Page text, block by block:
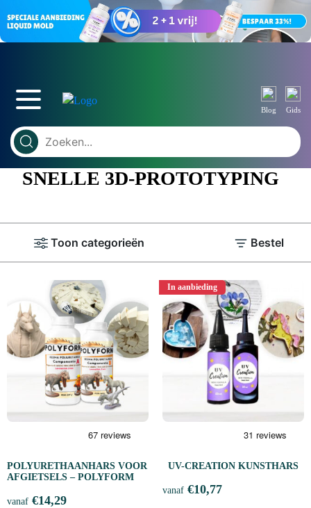
Blog Gids
SNELLE 3D-PROTOTYPING
Toon categorieën Bestel
POLYURETHAANHARS VOOR
AFGIETSELS – POLYFORM
vanaf €14,29
In aanbieding
UV-CREATION KUNSTHARS
vanaf €10,77